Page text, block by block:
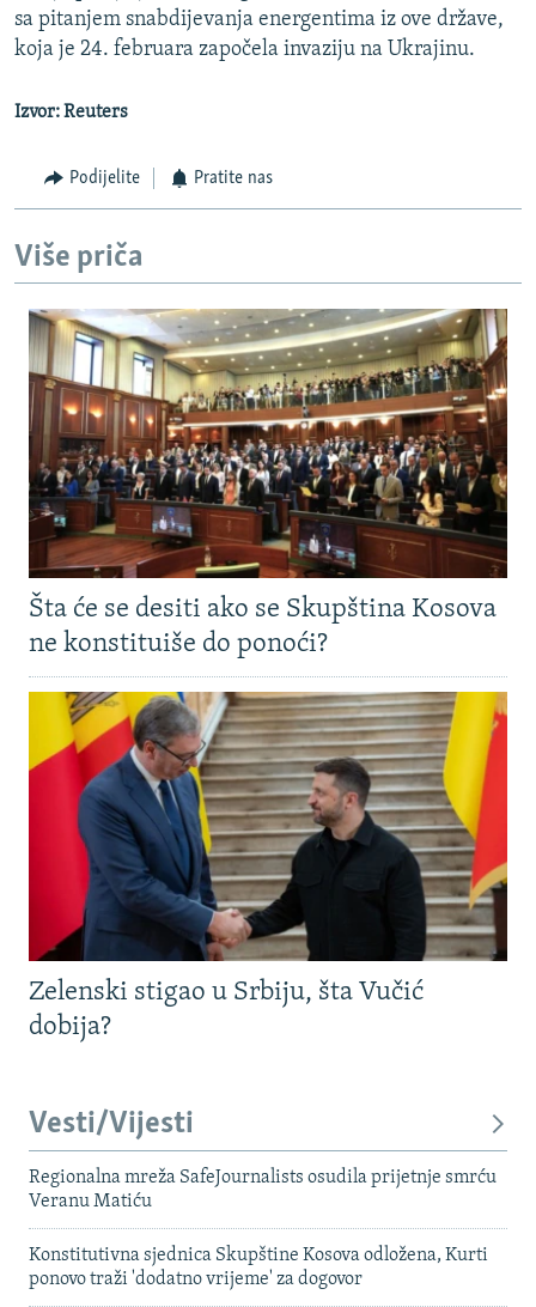
sa pitanjem snabdijevanja energentima iz ove države,
koja je 24. februara započela invaziju na Ukrajinu.
Izvor: Reuters
Podijelite Pratite nas
Više priča
Šta će se desiti ako se Skupština Kosova
ne konstituiše do ponoći?
Zelenski stigao u Srbiju, šta Vučić
dobija?
Vesti/Vijesti
Regionalna mreža SafeJournalists osudila prijetnje smrću
Veranu Matiću
Konstitutivna sjednica Skupštine Kosova odložena, Kurti
ponovo traži 'dodatno vrijeme' za dogovor